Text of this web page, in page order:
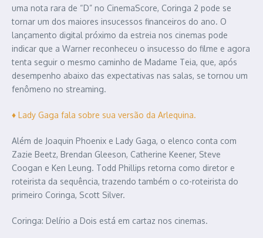
uma nota rara de “D” no CinemaScore, Coringa 2 pode se
tornar um dos maiores insucessos financeiros do ano. O
lançamento digital próximo da estreia nos cinemas pode
indicar que a Warner reconheceu o insucesso do filme e agora
tenta seguir o mesmo caminho de Madame Teia, que, após
desempenho abaixo das expectativas nas salas, se tornou um
fenômeno no streaming.
♦ Lady Gaga fala sobre sua versão da Arlequina.
Além de Joaquin Phoenix e Lady Gaga, o elenco conta com
Zazie Beetz, Brendan Gleeson, Catherine Keener, Steve
Coogan e Ken Leung. Todd Phillips retorna como diretor e
roteirista da sequência, trazendo também o co-roteirista do
primeiro Coringa, Scott Silver.
Coringa: Delírio a Dois está em cartaz nos cinemas.